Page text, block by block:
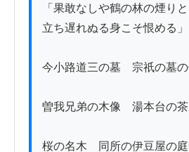
「果敢なしや鶴の林の煙り
立ち遅れぬる身こそ恨める」
今小路道三の墓　宗祇の墓
曽我兄弟の木像　湯本台の
桜の名木　同所の伊豆屋の庭